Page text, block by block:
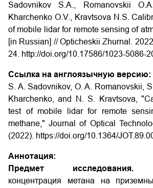
Sadovnikov S.A., Romanovskii
Kharchenko O.V., Kravtsova N.S.
of mobile lidar for remote sensing of
[in Russian] // Opticheskii Zhurnal.
24. http://doi.org/10.17586/1023-5086-
Ссылка на англоязычную версию:
S. A. Sadovnikov, O. A. Romanovskii,
Kharchenko, and N. S. Kravtsova,
test of mobile lidar for remote
methane," Journal of Optical
(2022). https://doi.org/10.1364/
Аннотация:
Предмет исследования.
концентрация метана на